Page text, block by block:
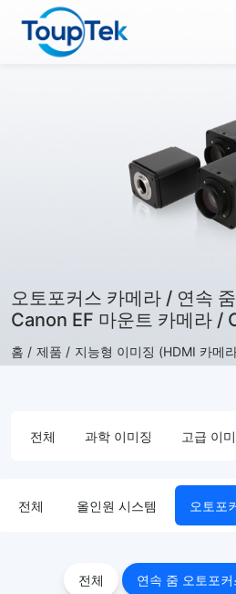
오토포커스 카메라 / 연속
Canon EF 마운트 카메라 /
홈 / 제품 / 지능형 이미징 (HDMI 카메
전체 과학 이미징 고급 이
전체 올인원 시스템 오토포
전체 연속 줌 오토포